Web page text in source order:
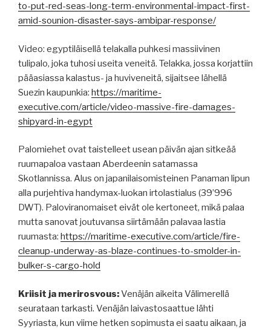
to-put-red-seas-long-term-environmental-impact-first-
amid-sounion-disaster-says-ambipar-response/
Video: egyptiläisellä telakalla puhkesi massiivinen
tulipalo, joka tuhosi useita veneitä. Telakka, jossa korjattiin
pääasiassa kalastus- ja huviveneitä, sijaitsee lähellä
Suezin kaupunkia: https://maritime-
executive.com/article/video-massive-fire-damages-
shipyard-in-egypt
Palomiehet ovat taistelleet usean päivän ajan sitkeää
ruumapaloa vastaan Aberdeenin satamassa
Skotlannissa. Alus on japanilaisomisteinen Panaman lipun
alla purjehtiva handymax-luokan irtolastialus (39’996
DWT). Paloviranomaiset eivät ole kertoneet, mikä palaa
mutta sanovat joutuvansa siirtämään palavaa lastia
ruumasta: https://maritime-executive.com/article/fire-
cleanup-underway-as-blaze-continues-to-smolder-in-
bulker-s-cargo-hold
Kriisit ja merirosvous:Venäjän aikeita Välimerellä
seurataan tarkasti. Venäjän laivastosaattue lähti
Syyriasta, kun viime hetken sopimusta ei saatu aikaan, ja